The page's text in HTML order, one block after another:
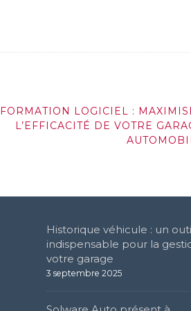
FORMATION LOGICIEL :
L’EFFICACITÉ DE VOTRE
Historique véhicule : un
indispensable pour la
votre garage
3 septembre 2025